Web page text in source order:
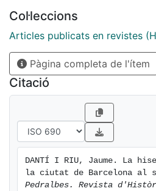
Col·leccions
Articles publicats en revistes
Pàgina completa de l'ítem
Citació
DANTÍ I RIU, Jaume. La
Pedralbes. Revista